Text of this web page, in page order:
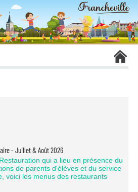
- Juillet & Août 2026
qui a lieu en présence du
de parents d'élèves et du service
voici les menus des restaurants